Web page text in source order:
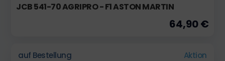
JCB 541-70 AGRIPRO - F1 ASTON MARTIN
64,90 €
auf Bestellung Aktion